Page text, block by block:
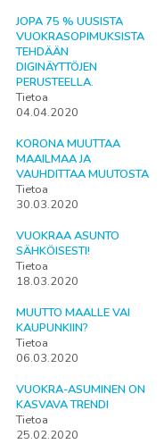
JOPA 75 % UUSISTA
VUOKRASOPIMUKSISTA
TEHDÄÄN
DIGINÄYTTÖJEN
PERUSTEELLA.
Tietoa
04.04.2020
KORONA MUUTTAA
MAAILMAA JA
VAUHDITTAA MUUTOSTA
Tietoa
30.03.2020
VUOKRAA ASUNTO
SÄHKÖISESTI!
Tietoa
18.03.2020
MUUTTO MAALLE VAI
KAUPUNKIIN?
Tietoa
06.03.2020
VUOKRA-ASUMINEN ON
KASVAVA TRENDI
Tietoa
25.02.2020